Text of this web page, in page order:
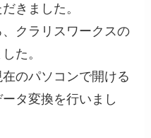
きました。
クラリスワークスの
た。
のパソコンで開ける
タ変換を行いまし